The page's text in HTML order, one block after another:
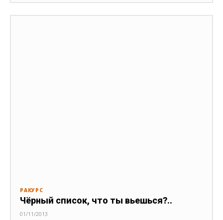
РАКУРС
Чёрный список, что ты вьешься?..
01/11/2013